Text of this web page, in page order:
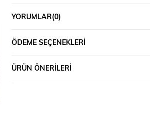
YORUMLAR(0)
ÖDEME SEÇENEKLERI
ÜRÜN ÖNERILERI